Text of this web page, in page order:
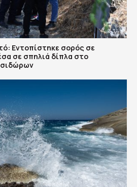
Εντοπίστηκε σορός σε
σε σπηλιά δίπλα στο